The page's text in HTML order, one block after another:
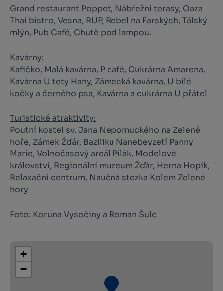
Grand restaurant Poppet, Nábřežní terasy, Oaza
Thai bistro, Vesna, RUP, Rebel na Farských, Tálský
mlýn, Pub Café, Chutě pod lampou.
Kavárny:
Kafíčko, Malá kavárna, P café, Cukrárna Amarena,
Kavárna U tety Hany, Zámecká kavárna, U bílé
kočky a černého psa, Kavárna a cukrárna U přátel
Turistické atraktivity:
Poutní kostel sv. Jana Nepomuckého na Zelené
hoře, Zámek Žďár, Baziliku Nanebevzetí Panny
Marie, Volnočasový areál Pilák, Modelové
království, Regionální muzeum Žďár, Herna Hopík,
Relaxační centrum, Naučná stezka Kolem Zelené
hory
Foto: Koruna Vysočiny a Roman Šulc
+
−